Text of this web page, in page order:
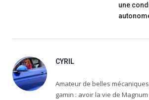
une
CYRIL
Amateur de belles
gamin : avoir la vie de